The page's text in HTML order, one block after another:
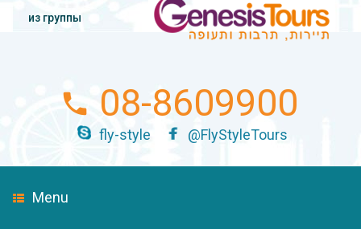
из группы
08-8609900
fly-style @FlyStyleTours
Menu